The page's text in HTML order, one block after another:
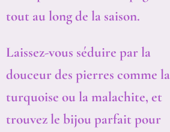
tout au long de la saison.
Laissez-vous séduire par la
douceur des pierres comme la
turquoise ou la malachite, et
trouvez le bijou parfait pour